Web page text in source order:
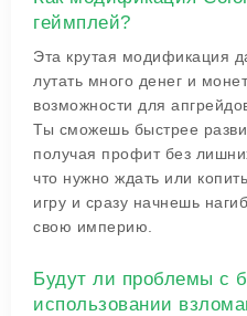
геймплей?
Эта крутая модификация
лутать много денег и
возможности для
Ты сможешь быстрее
получая профит без
что нужно ждать или
игру и сразу начнешь
свою империю.
Будут ли проблемы с
использовании